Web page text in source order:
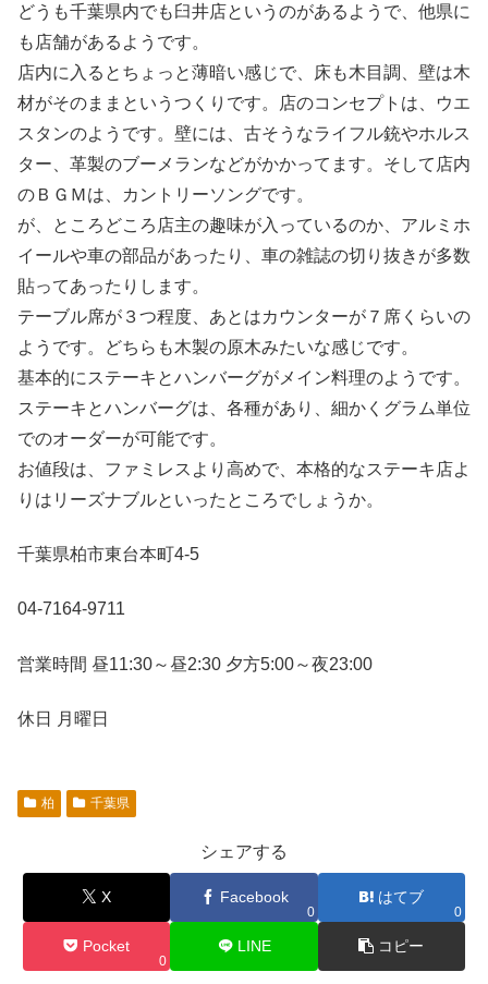
どうも千葉県内でも臼井店というのがあるようで、他県に
も店舗があるようです。
店内に入るとちょっと薄暗い感じで、床も木目調、壁は木
材がそのままというつくりです。店のコンセプトは、ウエ
スタンのようです。壁には、古そうなライフル銃やホルス
ター、革製のブーメランなどがかかってます。そして店内
のＢＧＭは、カントリーソングです。
が、ところどころ店主の趣味が入っているのか、アルミホ
イールや車の部品があったり、車の雑誌の切り抜きが多数
貼ってあったりします。
テーブル席が３つ程度、あとはカウンターが７席くらいの
ようです。どちらも木製の原木みたいな感じです。
基本的にステーキとハンバーグがメイン料理のようです。
ステーキとハンバーグは、各種があり、細かくグラム単位
でのオーダーが可能です。
お値段は、ファミレスより高めで、本格的なステーキ店よ
りはリーズナブルといったところでしょうか。
千葉県柏市東台本町4-5
04-7164-9711
営業時間 昼11:30～昼2:30 夕方5:00～夜23:00
休日 月曜日
柏 千葉県
シェアする
X Facebook
0
はてブ
0
Pocket
0
LINE コピー